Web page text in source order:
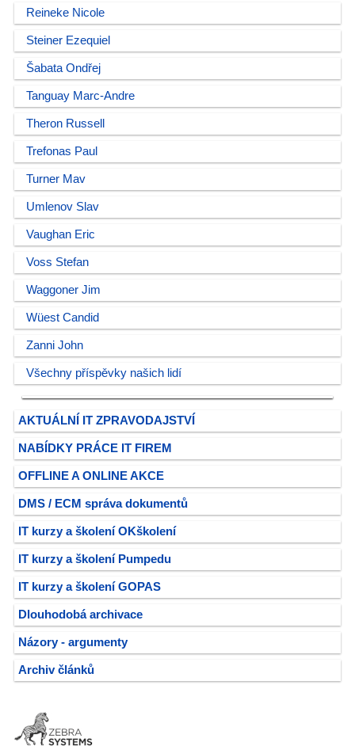
Reineke Nicole
Steiner Ezequiel
Šabata Ondřej
Tanguay Marc-Andre
Theron Russell
Trefonas Paul
Turner Mav
Umlenov Slav
Vaughan Eric
Voss Stefan
Waggoner Jim
Wüest Candid
Zanni John
Všechny příspěvky našich lidí
AKTUÁLNÍ IT ZPRAVODAJSTVÍ
NABÍDKY PRÁCE IT FIREM
OFFLINE A ONLINE AKCE
DMS / ECM správa dokumentů
IT kurzy a školení OKškolení
IT kurzy a školení Pumpedu
IT kurzy a školení GOPAS
Dlouhodobá archivace
Názory - argumenty
Archiv článků